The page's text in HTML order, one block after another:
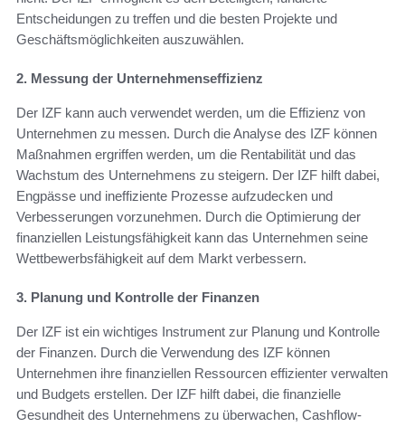
Entscheidungen zu treffen und die besten Projekte und
Geschäftsmöglichkeiten auszuwählen.
2. Messung der Unternehmenseffizienz
Der IZF kann auch verwendet werden, um die Effizienz von
Unternehmen zu messen. Durch die Analyse des IZF können
Maßnahmen ergriffen werden, um die Rentabilität und das
Wachstum des Unternehmens zu steigern. Der IZF hilft dabei,
Engpässe und ineffiziente Prozesse aufzudecken und
Verbesserungen vorzunehmen. Durch die Optimierung der
finanziellen Leistungsfähigkeit kann das Unternehmen seine
Wettbewerbsfähigkeit auf dem Markt verbessern.
3. Planung und Kontrolle der Finanzen
Der IZF ist ein wichtiges Instrument zur Planung und Kontrolle
der Finanzen. Durch die Verwendung des IZF können
Unternehmen ihre finanziellen Ressourcen effizienter verwalten
und Budgets erstellen. Der IZF hilft dabei, die finanzielle
Gesundheit des Unternehmens zu überwachen, Cashflow-